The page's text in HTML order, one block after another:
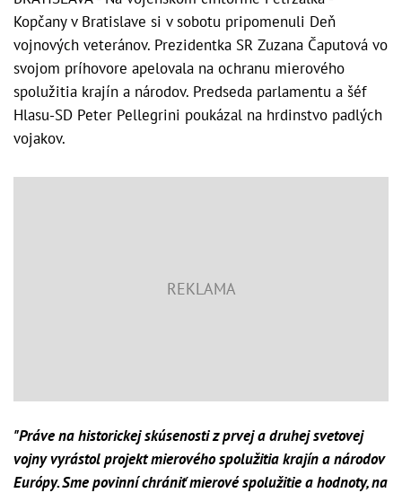
Kopčany v Bratislave si v sobotu pripomenuli Deň
vojnových veteránov. Prezidentka SR Zuzana Čaputová vo
svojom príhovore apelovala na ochranu mierového
spolužitia krajín a národov. Predseda parlamentu a šéf
Hlasu-SD Peter Pellegrini poukázal na hrdinstvo padlých
vojakov.
"Práve na historickej skúsenosti z prvej a druhej svetovej
vojny vyrástol projekt mierového spolužitia krajín a národov
Európy. Sme povinní chrániť mierové spolužitie a hodnoty, na